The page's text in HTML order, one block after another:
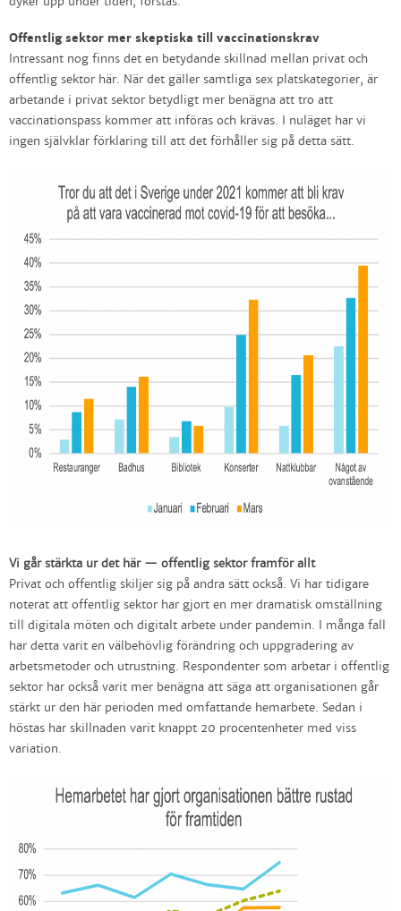
Offentlig sektor mer skeptiska till vaccinationskrav
Intressant nog finns det en betydande skillnad mellan privat och
offentlig sektor här. När det gäller samtliga sex platskategorier, är
arbetande i privat sektor betydligt mer benägna att tro att
vaccinationspass kommer att införas och krävas. I nuläget har vi
ingen självklar förklaring till att det förhåller sig på detta sätt.
Vi går stärkta ur det här — offentlig sektor framför allt
Privat och offentlig skiljer sig på andra sätt också. Vi har tidigare
noterat att offentlig sektor har gjort en mer dramatisk omställning
till digitala möten och digitalt arbete under pandemin. I många fall
har detta varit en välbehövlig förändring och uppgradering av
arbetsmetoder och utrustning. Respondenter som arbetar i offentlig
sektor har också varit mer benägna att säga att organisationen går
stärkt ur den här perioden med omfattande hemarbete. Sedan i
höstas har skillnaden varit knappt 20 procentenheter med viss
variation.